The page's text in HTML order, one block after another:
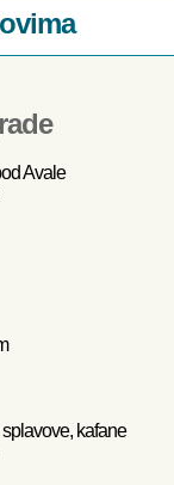
Avale
kafane